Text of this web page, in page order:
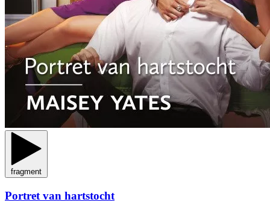
fragment
Portret van hartstocht